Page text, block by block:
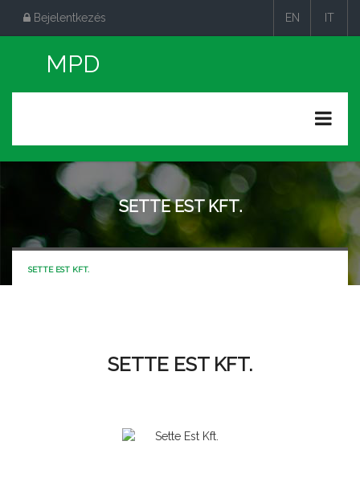
Bejelentkezés EN IT
SETTE EST KFT.
SETTE EST KFT.
SETTE EST KFT.